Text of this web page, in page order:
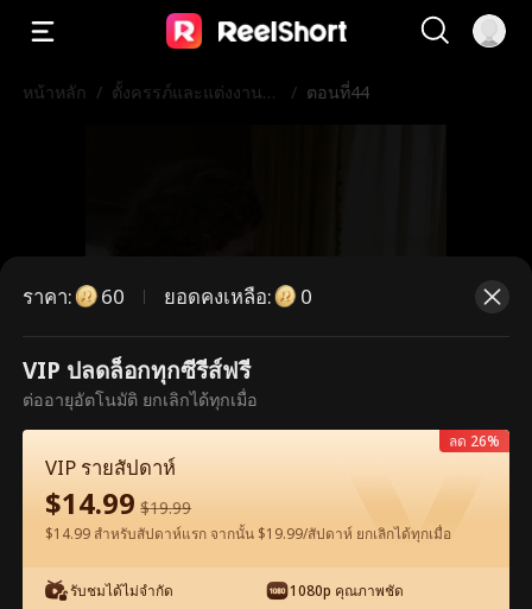
หน้าหลัก / ตั้งครรภ์และแต่งงานกั
/ ตอนที่44
ตอนนี้เป็นตอนพรีเมียม กรุณาปลดล็อก
เพื่อรับชม
ปลดล็อกทันที
ดูฟรีในแอป
ราคา: 60 ยอดคงเหลือ: 0
VIP ปลดล็อกทุกซีรีส์ฟรี
ต่ออายุอัตโนมัติ ยกเลิกได้ทุกเมื่อ
VIP รายสัปดาห์
$14.99 $19.99
$14.99 สำหรับสัปดาห์แรก จากนั้น $19.99/สัปดาห์ ยกเลิกได้ทุกเมื่อ
รับชมได้ไม่จำกัด 1080p คุณภาพชัด
ลด 26%